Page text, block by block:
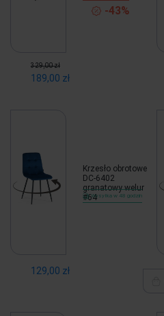
-43%
189,00 zł
329,00 zł
Krzesło obrotowe
DC-6402
granatowy welur
#64Wysyłka w 48 godzin
129,00 zł